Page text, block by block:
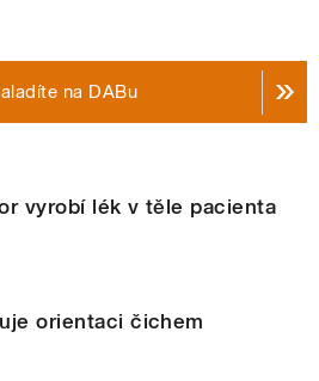
na DABu
vyrobí lék v těle pacienta
orientaci čichem